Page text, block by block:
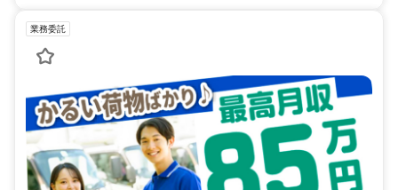
業務委託